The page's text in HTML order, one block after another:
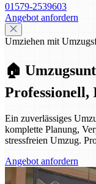
01579-2539603
Angebot anfordern
Umziehen mit
🏠
Ein zuverlässiges
komplette Planung,
stressfreien Umzug.
Angebot anfordern